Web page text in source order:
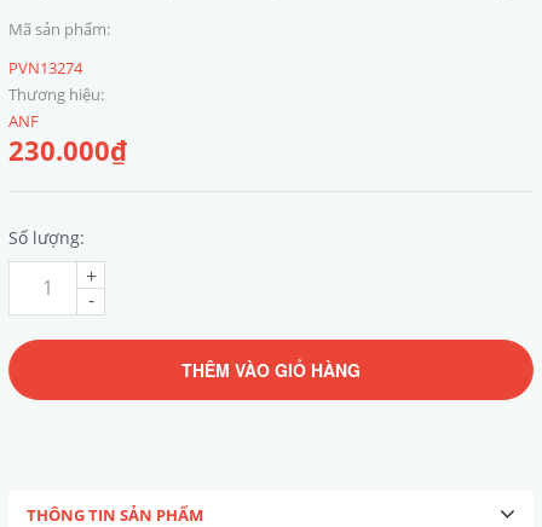
Mã sản phẩm:
PVN13274
Thương hiệu:
ANF
230.000₫
Số lượng:
-
+
THÊM VÀO GIỎ HÀNG
THÔNG TIN SẢN PHẨM